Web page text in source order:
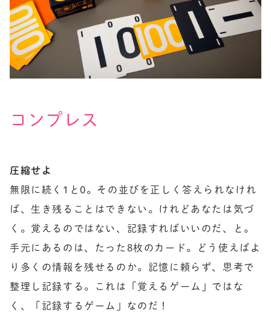
コンプレス
圧縮せよ
無限に続く1と0。その並びを正しく答えられなけれ
ば、生き残ることはできない。けれどあなたは気づ
く。覚えるのではない、記録すればいいのだ、と。
手元にあるのは、たった8枚のカード。どう使えばよ
り多くの情報を残せるのか。記憶に頼らず、思考で
整理し記録する。これは「覚えるゲーム」ではな
く、「記録するゲーム」なのだ！